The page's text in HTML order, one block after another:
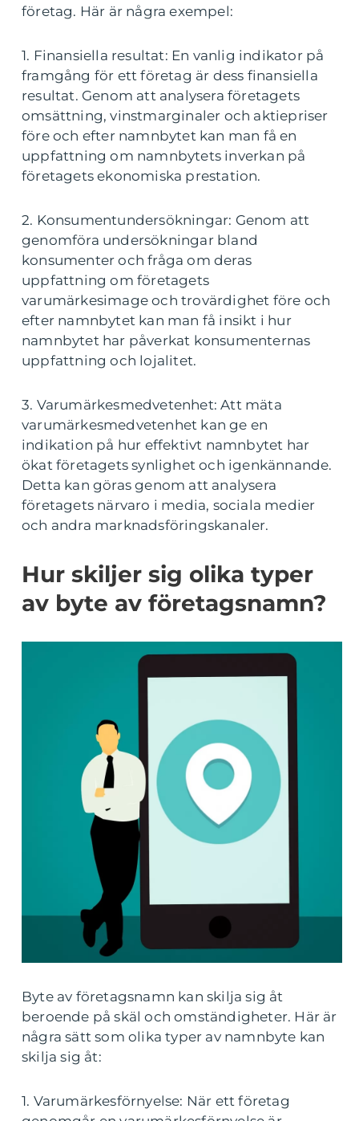
företag. Här är några exempel:
1. Finansiella resultat: En vanlig indikator på
framgång för ett företag är dess finansiella
resultat. Genom att analysera företagets
omsättning, vinstmarginaler och aktiepriser
före och efter namnbytet kan man få en
uppfattning om namnbytets inverkan på
företagets ekonomiska prestation.
2. Konsumentundersökningar: Genom att
genomföra undersökningar bland
konsumenter och fråga om deras
uppfattning om företagets
varumärkesimage och trovärdighet före och
efter namnbytet kan man få insikt i hur
namnbytet har påverkat konsumenternas
uppfattning och lojalitet.
3. Varumärkesmedvetenhet: Att mäta
varumärkesmedvetenhet kan ge en
indikation på hur effektivt namnbytet har
ökat företagets synlighet och igenkännande.
Detta kan göras genom att analysera
företagets närvaro i media, sociala medier
och andra marknadsföringskanaler.
Hur skiljer sig olika typer
av byte av företagsnamn?
Byte av företagsnamn kan skilja sig åt
beroende på skäl och omständigheter. Här är
några sätt som olika typer av namnbyte kan
skilja sig åt:
1. Varumärkesförnyelse: När ett företag